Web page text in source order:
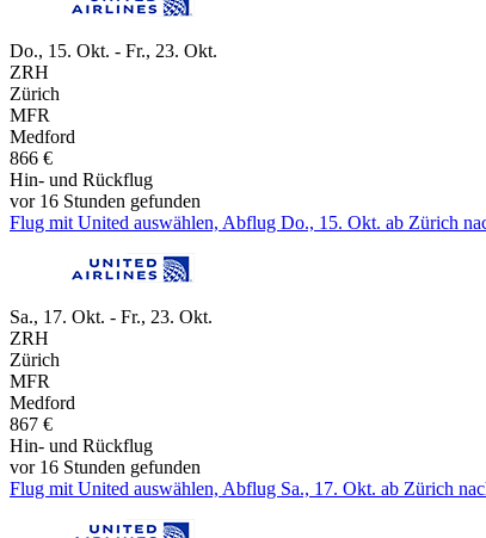
Do., 15. Okt. - Fr., 23. Okt.
ZRH
Zürich
MFR
Medford
866 €
Hin- und Rückflug
vor 16 Stunden gefunden
Flug mit United auswählen, Abflug Do., 15. Okt. ab Zürich
Sa., 17. Okt. - Fr., 23. Okt.
ZRH
Zürich
MFR
Medford
867 €
Hin- und Rückflug
vor 16 Stunden gefunden
Flug mit United auswählen, Abflug Sa., 17. Okt. ab Zürich